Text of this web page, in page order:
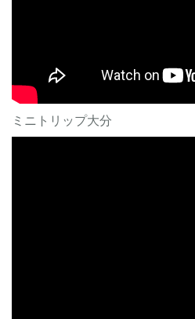
ミニトリップ大分